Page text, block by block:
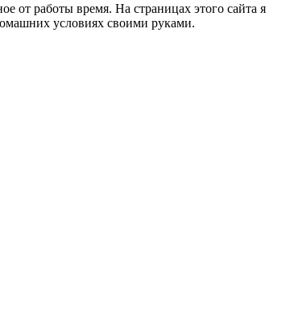
от работы время. На страницах этого сайта я
условиях своими руками.